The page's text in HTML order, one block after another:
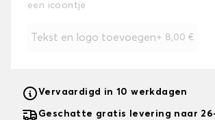
een icoontje
Tekst en logo toevoegen+ 8,00 €
Vervaardigd in 10 werkdagen
Geschatte gratis levering naar